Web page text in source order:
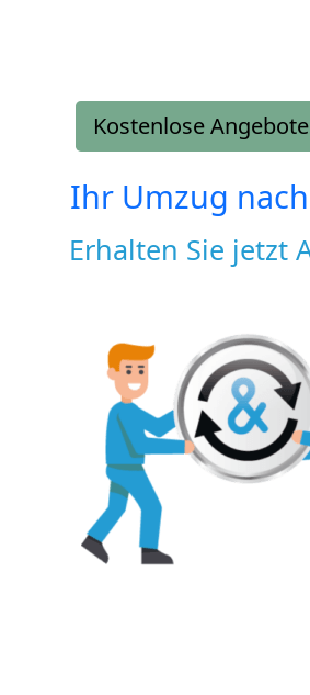
Kostenlose
Ihr Umzug nach
Erhalten Sie jetzt